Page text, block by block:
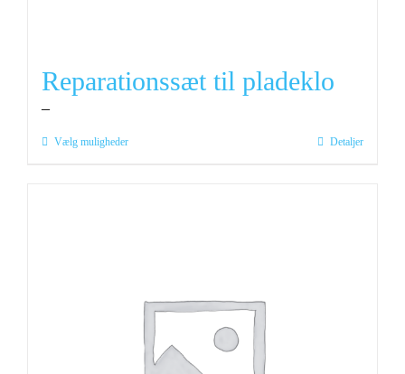
Reparationssæt til pladeklo
–
Vælg mulighederDette
vælges
varesiden
Detaljer